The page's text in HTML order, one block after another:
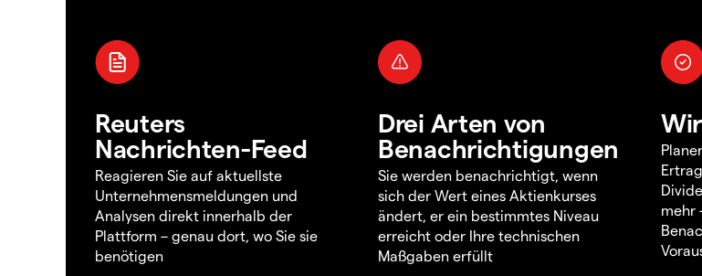
Reuters
Nachrichten-Feed
Reagieren Sie auf aktuellste
Unternehmensmeldungen und
Analysen direkt innerhalb der
Plattform – genau dort, wo Sie sie
benötigen
Drei Arten von
Benachrichtigungen
Sie werden benachrichtigt, wenn
sich der Wert eines Aktienkurses
ändert, er ein bestimmtes Niveau
erreicht oder Ihre technischen
Maßgaben erfüllt
mehr